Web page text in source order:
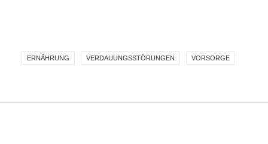
ERNÄHRUNG VERDAUUNGSSTÖRUNGEN VORSORGE